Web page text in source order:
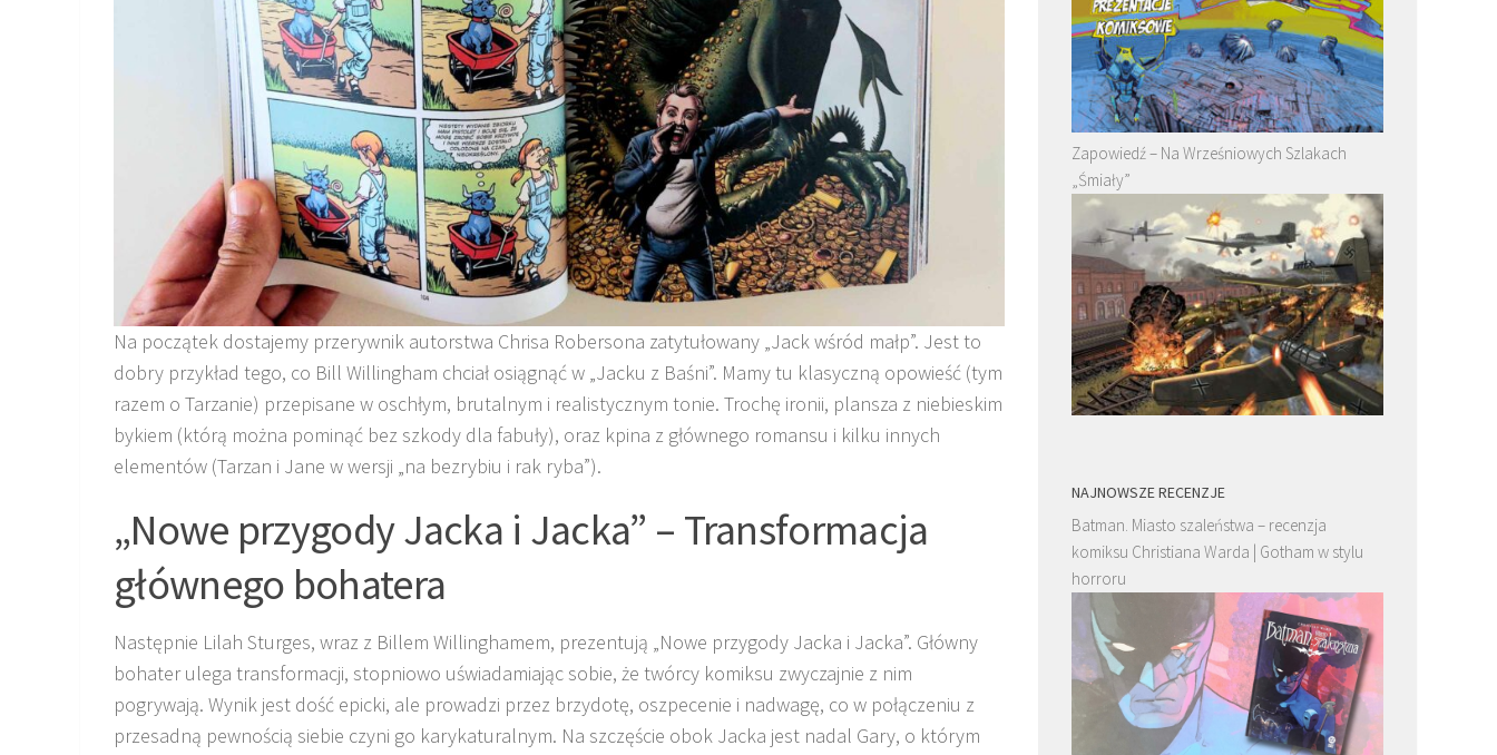
Na początek dostajemy przerywnik autorstwa Chrisa Robersona zatytułowany „Jack wśród małp”. Jest to
dobry przykład tego, co Bill Willingham chciał osiągnąć w „Jacku z Baśni”. Mamy tu klasyczną opowieść (tym
razem o Tarzanie) przepisane w oschłym, brutalnym i realistycznym tonie. Trochę ironii, plansza z niebieskim
bykiem (którą można pominąć bez szkody dla fabuły), oraz kpina z głównego romansu i kilku innych
elementów (Tarzan i Jane w wersji „na bezrybiu i rak ryba”).
„Nowe przygody Jacka i Jacka” – Transformacja
głównego bohatera
Następnie Lilah Sturges, wraz z Billem Willinghamem, prezentują „Nowe przygody Jacka i Jacka”. Główny
bohater ulega transformacji, stopniowo uświadamiając sobie, że twórcy komiksu zwyczajnie z nim
pogrywają. Wynik jest dość epicki, ale prowadzi przez brzydotę, oszpecenie i nadwagę, co w połączeniu z
przesadną pewnością siebie czyni go karykaturalnym. Na szczęście obok Jacka jest nadal Gary, o którym
Zapowiedź – Na Wrześniowych Szlakach
„Śmiały”
NAJNOWSZE RECENZJE
Batman. Miasto szaleństwa – recenzja
komiksu Christiana Warda | Gotham w stylu
horroru